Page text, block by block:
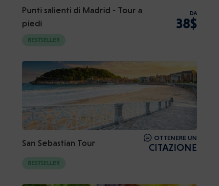
Punti salienti di Madrid - Tour a
piedi
DA
38$
BESTSELLER
San Sebastian Tour
OTTENERE UN
CITAZIONE
BESTSELLER